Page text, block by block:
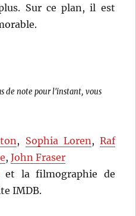
Sur ce plan, il est
de note pour l'instant, vous
, Sophia Loren, Raf
,John Fraser
la filmographie de
IMDB.